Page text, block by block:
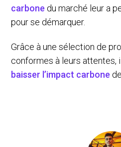
carbone du marché leur a
pour se démarquer.
Grâce à une sélection de
conformes à leurs attentes,
baisser l’impact carbone